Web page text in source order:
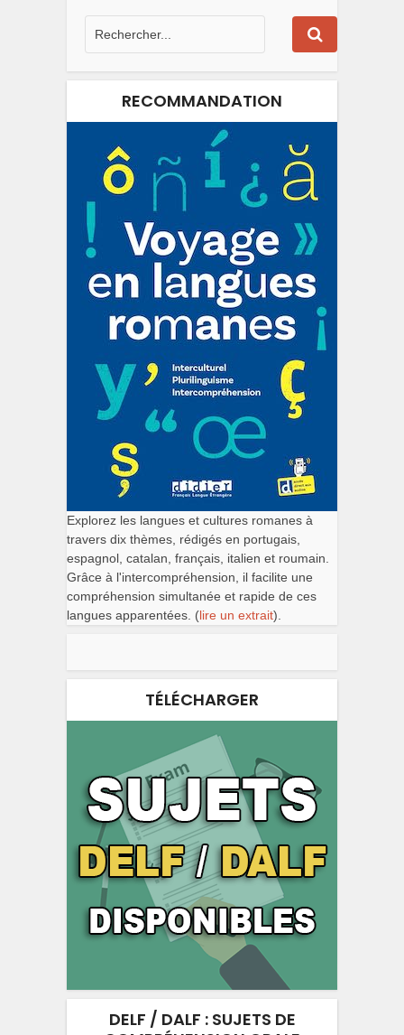
RECOMMANDATION
Explorez les langues et cultures romanes à
travers dix thèmes, rédigés en portugais,
espagnol, catalan, français, italien et roumain.
Grâce à l'intercompréhension, il facilite une
compréhension simultanée et rapide de ces
langues apparentées. (lire un extrait).
TÉLÉCHARGER
DELF / DALF : SUJETS DE